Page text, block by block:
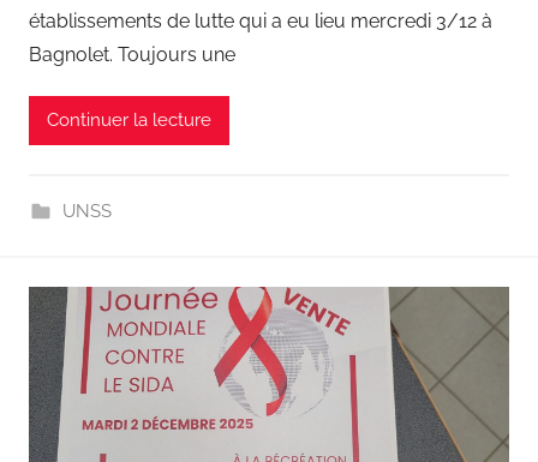
établissements de lutte qui a eu lieu mercredi 3/12 à
Bagnolet. Toujours une
Continuer la lecture
UNSS